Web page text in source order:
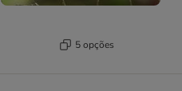
5 opções